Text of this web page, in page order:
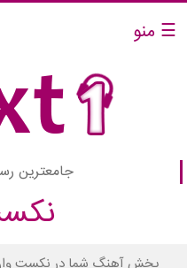
☰ منو
جامعترین